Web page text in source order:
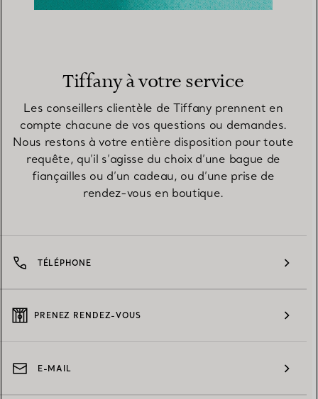
Tiffany à votre service
Les conseillers clientèle de Tiffany prennent en
compte chacune de vos questions ou demandes.
Nous restons à votre entière disposition pour toute
requête, qu’il s’agisse du choix d’une bague de
fiançailles ou d’un cadeau, ou d’une prise de
rendez-vous en boutique.
TÉLÉPHONE
PRENEZ RENDEZ-VOUS
E-MAIL